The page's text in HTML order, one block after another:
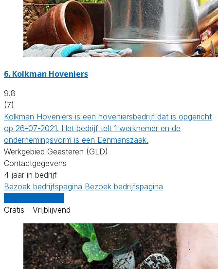
6. Kolkman Hoveniers
9.8
(7)
Kolkman Hoveniers is een hoveniersbedrijf dat is opgericht
op 26-07-2021. Het bedrijf telt 1 werknemer en de
ondernemingsvorm is een Eenmanszaak.
Werkgebied Geesteren (GLD)
Contactgegevens
4 jaar in bedrijf
Bezoek bedrijfspagina Bezoek bedrijfspagina
Gratis - Vrijblijvend